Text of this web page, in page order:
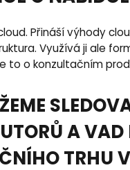
Přináší výhody
Využívá ji ale
to o konzultačním
A
TRHU